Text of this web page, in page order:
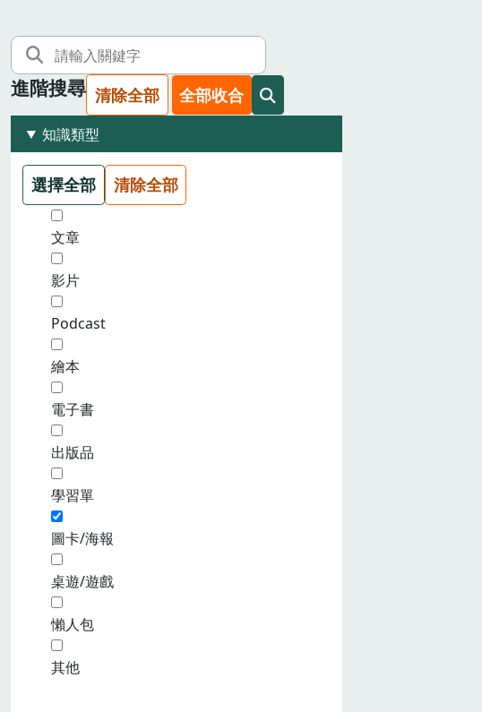
進階搜尋 清除全部 全部收合
知識類型
選擇全部 清除全部
文章
影片
Podcast
繪本
電子書
出版品
學習單
圖卡/海報
桌遊/遊戲
懶人包
其他